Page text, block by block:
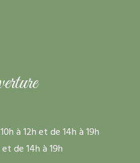
à 12h et de 14h à 19h
de 14h à 19h